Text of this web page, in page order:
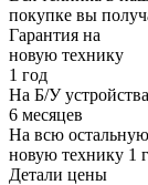
покупке вы
Гарантия на
новую технику
1 год
На Б/У устройства
6 месяцев
На всю остальную
новую технику 1
Детали цены